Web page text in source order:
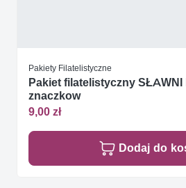
Pakiety Filatelistyczne
Pakiet filatelistyczny SŁAWNI
znaczkow
9,00 zł
Dodaj do